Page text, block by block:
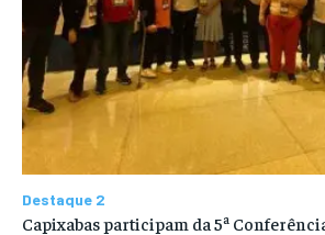
Destaque 2
Capixabas participam da 5ª